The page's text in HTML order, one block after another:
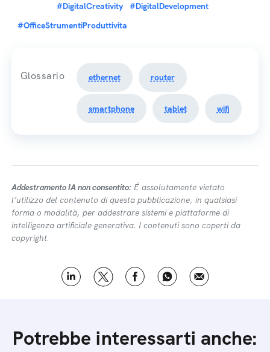
#DigitalCreativity #DigitalDevelopment
#OfficeStrumentiProduttivita
Glossario ethernet router
smartphone tablet wifi
Addestramento IA non consentito: É assolutamente vietato
l’utilizzo del contenuto di questa pubblicazione, in qualsiasi
forma o modalità, per addestrare sistemi e piattaforme di
intelligenza artificiale generativa. I contenuti sono coperti da
copyright.
Potrebbe interessarti anche: